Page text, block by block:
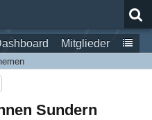
Mitglieder
Sundern